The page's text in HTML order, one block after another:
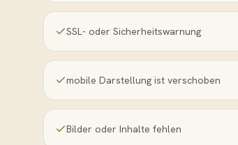
SSL- oder Sicherheitswarnung
mobile Darstellung ist verschoben
Bilder oder Inhalte fehlen